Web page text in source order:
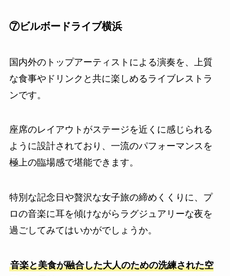
⑦ビルボードライブ横浜
国内外のトップアーティストによる演奏を、上質
な食事やドリンクと共に楽しめるライブレストラ
ンです。
座席のレイアウトがステージを近くに感じられる
ように設計されており、一流のパフォーマンスを
極上の臨場感で堪能できます。
特別な記念日や贅沢な女子旅の締めくくりに、プ
ロの音楽に耳を傾けながらラグジュアリーな夜を
過ごしてみてはいかがでしょうか。
音楽と美食が融合した大人のための洗練された空